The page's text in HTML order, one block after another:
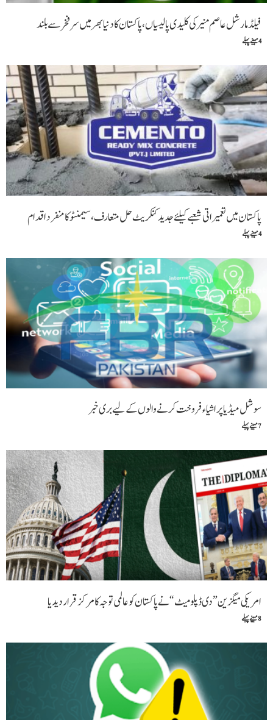
فیلڈ مارشل عاصم منیر کی کلیدی پالیسیاں، پاکستان کا دنیا بھر میں سر فخر سے بلند
4 مہینے پہلے
پاکستان میں تعمیراتی شعبے کیلئے جدید کنکریٹ حل متعارف، سیمنٹو کا منفرد اقدام
4 مہینے پہلے
سوشل میڈیا پر اشیاء فروخت کرنے والوں کے لیے بری خبر
7 مہینے پہلے
امریکی میگزین” دی ڈپلومیٹ“ نے پاکستان کو عالمی توجہ کا مرکز قرار دیدیا
8 مہینے پہلے